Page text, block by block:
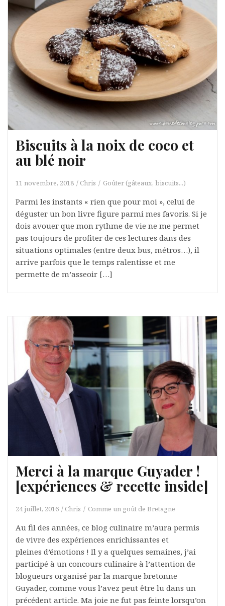
Biscuits à la noix de coco et
au blé noir
11 novembre, 2018 Chris Goûter (gâteaux, biscuits...)
Parmi les instants « rien que pour moi », celui de
déguster un bon livre figure parmi mes favoris. Si je
dois avouer que mon rythme de vie ne me permet
pas toujours de profiter de ces lectures dans des
situations optimales (entre deux bus, métros…), il
arrive parfois que le temps ralentisse et me
permette de m’asseoir […]
Merci à la marque Guyader !
[expériences & recette inside]
24 juillet, 2016 Chris Comme un goût de Bretagne
Au fil des années, ce blog culinaire m’aura permis
de vivre des expériences enrichissantes et
pleines d’émotions ! Il y a quelques semaines, j’ai
participé à un concours culinaire à l’attention de
blogueurs organisé par la marque bretonne
Guyader, comme vous l’avez peut être lu dans un
précédent article. Ma joie ne fut pas feinte lorsqu’on